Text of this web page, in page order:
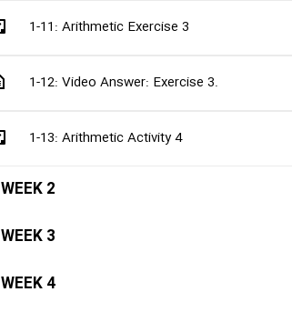
1-11: Arithmetic Exercise 3
1-12: Video Answer: Exercise 3.
1-13: Arithmetic Activity 4
WEEK 2
WEEK 3
WEEK 4